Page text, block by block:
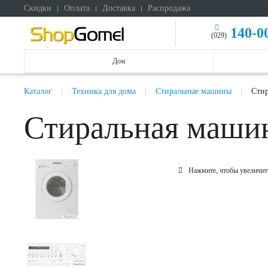
Скидки Оплата Доставка Распродажа
(029) 140-
Дом
Каталог Техника для дома Стиральные машины
Стиральная
Нажмите, чтобы